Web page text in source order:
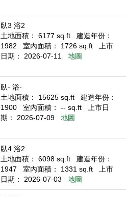
臥3 浴2
土地面積： 6177 sq.ft
建造年份：
1982
室內面積： 1726 sq.ft
上市
日期： 2026-07-11
地圖
臥- 浴-
土地面積： 15625 sq.ft
建造年份：
1900
室內面積： -- sq.ft
上市日
期： 2026-07-09
地圖
臥4 浴2
土地面積： 6098 sq.ft
建造年份：
1947
室內面積： 1331 sq.ft
上市
日期： 2026-07-03
地圖